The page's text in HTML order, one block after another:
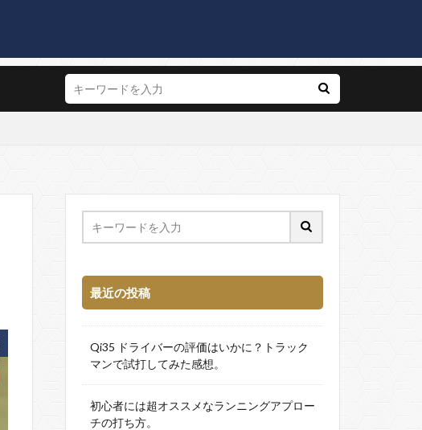
最近の投稿
Qi35 ドライバーの評価はいかに？トラック
マンで試打してみた感想。
初心者には超オススメなランニングアプロー
チの打ち方。